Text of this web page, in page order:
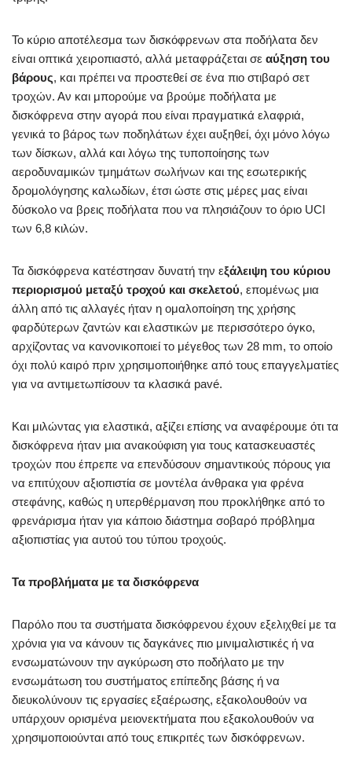
Το κύριο αποτέλεσμα των δισκόφρενων στα ποδήλατα δεν
είναι οπτικά χειροπιαστό, αλλά μεταφράζεται σε αύξηση του
βάρους, και πρέπει να προστεθεί σε ένα πιο στιβαρό σετ
τροχών. Αν και μπορούμε να βρούμε ποδήλατα με
δισκόφρενα στην αγορά που είναι πραγματικά ελαφριά,
γενικά το βάρος των ποδηλάτων έχει αυξηθεί, όχι μόνο λόγω
των δίσκων, αλλά και λόγω της τυποποίησης των
αεροδυναμικών τμημάτων σωλήνων και της εσωτερικής
δρομολόγησης καλωδίων, έτσι ώστε στις μέρες μας είναι
δύσκολο να βρεις ποδήλατα που να πλησιάζουν το όριο UCI
των 6,8 κιλών.
Τα δισκόφρενα κατέστησαν δυνατή την εξάλειψη του κύριου
περιορισμού μεταξύ τροχού και σκελετού, επομένως μια
άλλη από τις αλλαγές ήταν η ομαλοποίηση της χρήσης
φαρδύτερων ζαντών και ελαστικών με περισσότερο όγκο,
αρχίζοντας να κανονικοποιεί το μέγεθος των 28 mm, το οποίο
όχι πολύ καιρό πριν χρησιμοποιήθηκε από τους επαγγελματίες
για να αντιμετωπίσουν τα κλασικά pavé.
Και μιλώντας για ελαστικά, αξίζει επίσης να αναφέρουμε ότι τα
δισκόφρενα ήταν μια ανακούφιση για τους κατασκευαστές
τροχών που έπρεπε να επενδύσουν σημαντικούς πόρους για
να επιτύχουν αξιοπιστία σε μοντέλα άνθρακα για φρένα
στεφάνης, καθώς η υπερθέρμανση που προκλήθηκε από το
φρενάρισμα ήταν για κάποιο διάστημα σοβαρό πρόβλημα
αξιοπιστίας για αυτού του τύπου τροχούς.
Τα προβλήματα με τα δισκόφρενα
Παρόλο που τα συστήματα δισκόφρενου έχουν εξελιχθεί με τα
χρόνια για να κάνουν τις δαγκάνες πιο μινιμαλιστικές ή να
ενσωματώνουν την αγκύρωση στο ποδήλατο με την
ενσωμάτωση του συστήματος επίπεδης βάσης ή να
διευκολύνουν τις εργασίες εξαέρωσης, εξακολουθούν να
υπάρχουν ορισμένα μειονεκτήματα που εξακολουθούν να
χρησιμοποιούνται από τους επικριτές των δισκόφρενων.